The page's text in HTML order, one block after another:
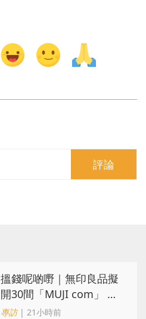
評論
搵錢呢啲嘢｜無印良品擬
開30間「MUJI com」 或
進駐街舖醫院 同區多店無
專訪| 21小時前